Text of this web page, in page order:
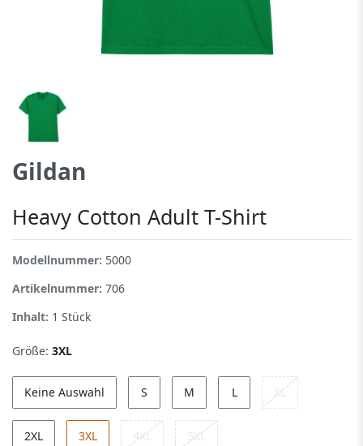
Gildan
Heavy Cotton Adult T-Shirt
Modellnummer: 5000
Artikelnummer: 706
Inhalt: 1 Stück
Größe: 3XL
Keine Auswahl S M L XL
2XL 3XL 4XL 5XL